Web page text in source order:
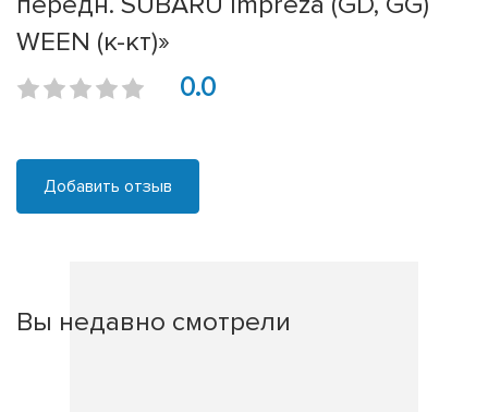
WEEN (к-кт)»
0.0
Добавить отзыв
Вы недавно смотрели